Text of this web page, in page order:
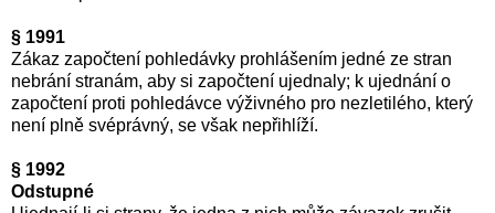
§ 1991
Zákaz započtení pohledávky prohlášením jedné ze stran
nebrání stranám, aby si započtení ujednaly; k ujednání o
započtení proti pohledávce výživného pro nezletilého, který
není plně svéprávný, se však nepřihlíží.
§ 1992
Odstupné